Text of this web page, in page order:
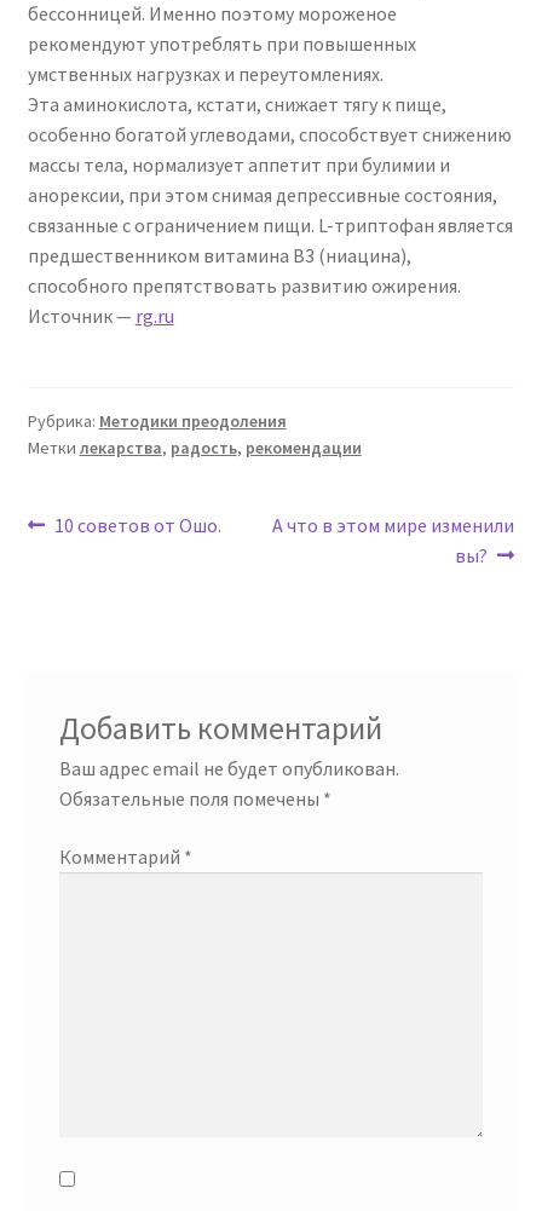
бессонницей. Именно поэтому мороженое
рекомендуют употреблять при повышенных
умственных нагрузках и переутомлениях.
Эта аминокислота, кстати, снижает тягу к пище,
особенно богатой углеводами, способствует снижению
массы тела, нормализует аппетит при булимии и
анорексии, при этом снимая депрессивные состояния,
связанные с ограничением пищи. L-триптофан является
предшественником витамина В3 (ниацина),
способного препятствовать развитию ожирения.
Источник — rg.ru
Рубрика: Методики преодоления
Метки лекарства, радость, рекомендации
Навигация
Предыдущая
10 советов от Ошо.
Следующая
А что в этом мире изменили
вы?
Добавить комментарий
Ваш адрес email не будет опубликован.
Обязательные поля помечены *
Комментарий *